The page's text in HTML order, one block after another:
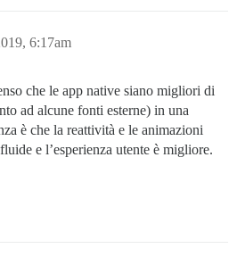
6:17am
che le app native siano migliori di
ad alcune fonti esterne) in una
è che la reattività e le animazioni
e l’esperienza utente è migliore.